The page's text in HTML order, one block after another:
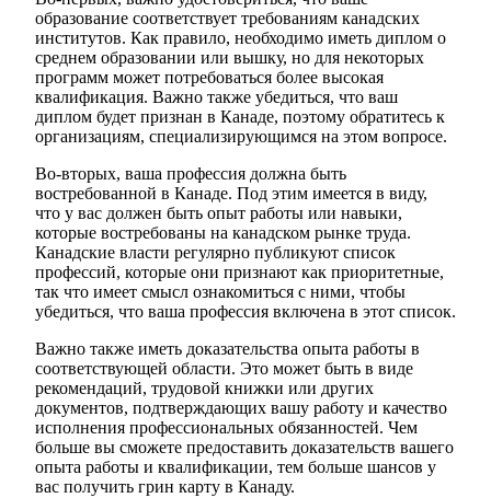
образование соответствует требованиям канадских
институтов. Как правило, необходимо иметь диплом о
среднем образовании или вышку, но для некоторых
программ может потребоваться более высокая
квалификация. Важно также убедиться, что ваш
диплом будет признан в Канаде, поэтому обратитесь к
организациям, специализирующимся на этом вопросе.
Во-вторых, ваша профессия должна быть
востребованной в Канаде. Под этим имеется в виду,
что у вас должен быть опыт работы или навыки,
которые востребованы на канадском рынке труда.
Канадские власти регулярно публикуют список
профессий, которые они признают как приоритетные,
так что имеет смысл ознакомиться с ними, чтобы
убедиться, что ваша профессия включена в этот список.
Важно также иметь доказательства опыта работы в
соответствующей области. Это может быть в виде
рекомендаций, трудовой книжки или других
документов, подтверждающих вашу работу и качество
исполнения профессиональных обязанностей. Чем
больше вы сможете предоставить доказательств вашего
опыта работы и квалификации, тем больше шансов у
вас получить грин карту в Канаду.